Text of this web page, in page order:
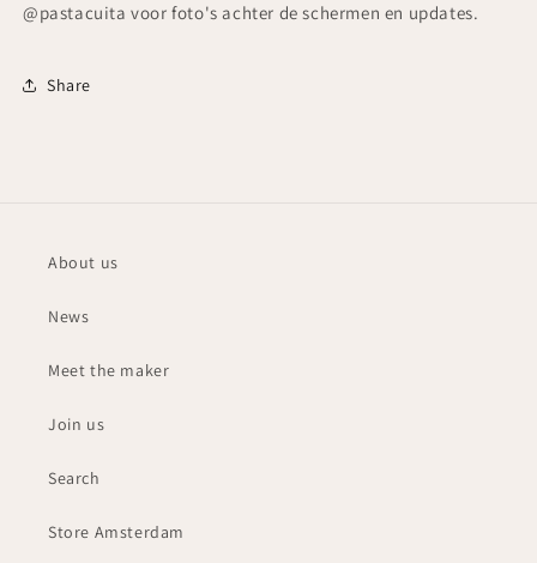
@pastacuita voor foto's achter de schermen en updates.
Share
About us
News
Meet the maker
Join us
Search
Store Amsterdam